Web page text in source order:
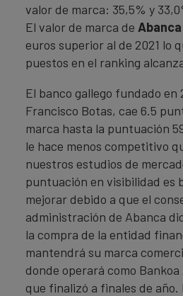
valor de marca: 35,5% y
El valor de marca de Abanca
euros superior al de 2021 lo
puestos en el ranking
El banco gallego fundado en
Francisco Botas, cae 6.5
marca hasta la puntuación
le hace menos competitivo
nuestros estudios de
puntuación en visibilidad es
mejorar debido a que el
administración de Abanca
la compra de la entidad
mantendrá su marca
donde operará como
que finalizó a finales de año.